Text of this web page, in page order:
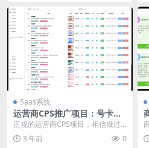
Saas系统
运营商CPS推广项目：号卡分
销系统saas版坑位账号
正规的运营商CPS项目，相信做过
其他CPS的朋友很容易就能理解。
简单的说就是帮助...
3 年前 0